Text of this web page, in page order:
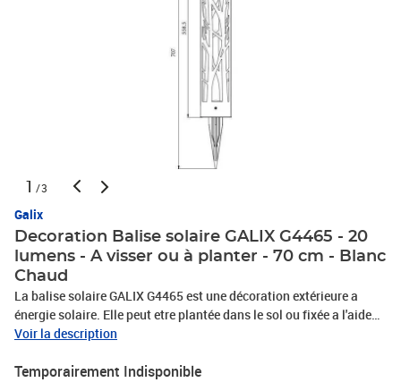
1 /3
Galix
Decoration Balise solaire GALIX G4465 - 20
lumens - A visser ou à planter - 70 cm - Blanc
Chaud
La balise solaire GALIX G4465 est une décoration extérieure a
énergie solaire. Elle peut etre plantée dans le sol ou fixée a l'aide
de chevilles et de vis. Elle est fabriquée en aluminium, fer et
lumens et d'une batterie Ni-Mh AA de 1800mAh. Elle peut éclairer
Voir la description
Temporairement Indisponible